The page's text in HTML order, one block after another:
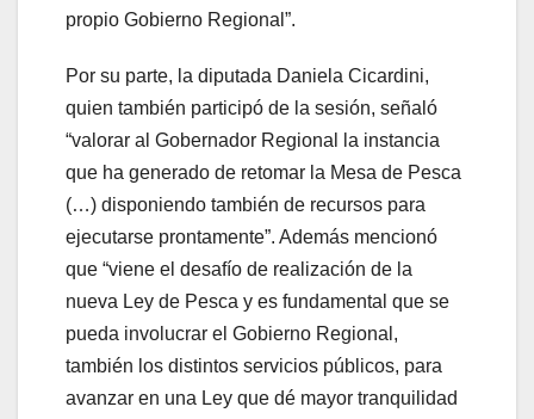
propio Gobierno Regional”.
Por su parte, la diputada Daniela Cicardini,
quien también participó de la sesión, señaló
“valorar al Gobernador Regional la instancia
que ha generado de retomar la Mesa de Pesca
(…) disponiendo también de recursos para
ejecutarse prontamente”. Además mencionó
que “viene el desafío de realización de la
nueva Ley de Pesca y es fundamental que se
pueda involucrar el Gobierno Regional,
también los distintos servicios públicos, para
avanzar en una Ley que dé mayor tranquilidad